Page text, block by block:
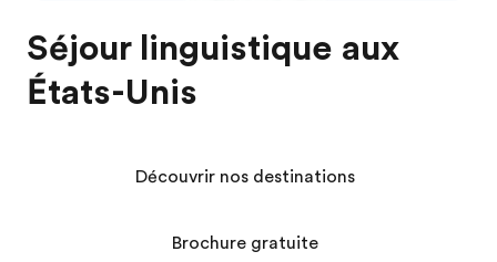
Séjour linguistique aux
États-Unis
Découvrir nos destinations
Brochure gratuite